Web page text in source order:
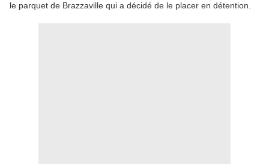
le parquet de Brazzaville qui a décidé de le placer en détention.